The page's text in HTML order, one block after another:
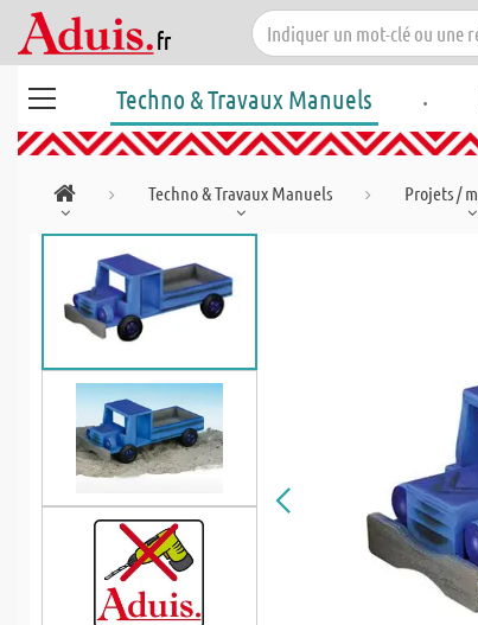
Techno & Travaux Manuels .
Techno & Travaux Manuels Projets /